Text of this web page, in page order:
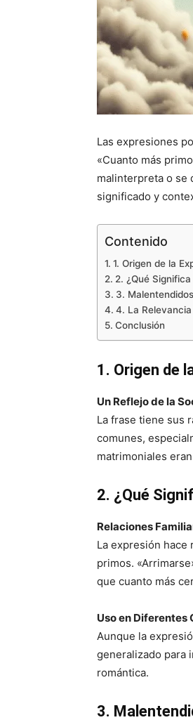
Las expresiones
«Cuanto más
malinterpreta o se
significado y
Contenido
1. Origen de la
2. ¿Qué
3.
4. La
Conclusión
1. Origen de
Un Reflejo de la
La frase tiene sus
comunes,
matrimoniales
2. ¿Qué
Relaciones
La expresión
primos.
que cuanto más
Uso en Diferentes
Aunque la
generalizado para
romántica.
3.